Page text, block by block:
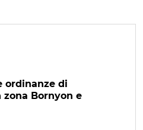
ordinanze di
Bornyon e